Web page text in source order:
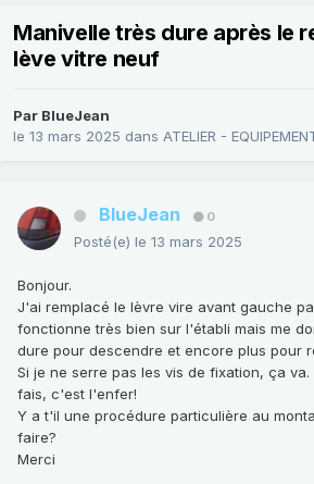
Manivelle très dure après le
lève vitre neuf
Par BlueJean
le 13 mars 2025 dans ATELIER -
BlueJean 0
Posté(e) le 13 mars 2025
Bonjour.
J'ai remplacé le lèvre vire avant gauche
fonctionne très bien sur l'établi mais me
dure pour descendre et encore plus pour
Si je ne serre pas les vis de fixation, ça va.
fais, c'est l'enfer!
Y a t'il une procédure particulière au
faire?
Merci